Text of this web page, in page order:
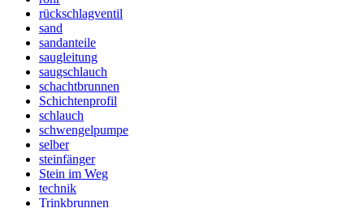
rückschlagventil
sand
sandanteile
saugleitung
saugschlauch
schachtbrunnen
Schichtenprofil
schlauch
schwengelpumpe
selber
steinfänger
Stein im Weg
technik
Trinkbrunnen